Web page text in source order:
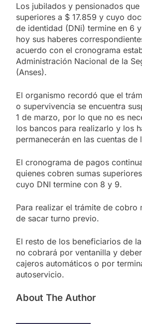
Los jubilados y pensionados
superiores a $ 17.859 y cuyo
de identidad (DNi) termine en 6
hoy sus haberes
acuerdo con el cronograma
Administración Nacional de la
(Anses).
El organismo recordó que el
o supervivencia se encuentra
1 de marzo, por lo que no es
los bancos para realizarlo y los
permanecerán en las cuentas de
El cronograma de pagos
quienes cobren sumas
cuyo DNI termine con 8 y 9.
Para realizar el trámite de cobro
de sacar turno previo.
El resto de los beneficiarios de
no cobrará por ventanilla y
cajeros automáticos o por
autoservicio.
About The Author